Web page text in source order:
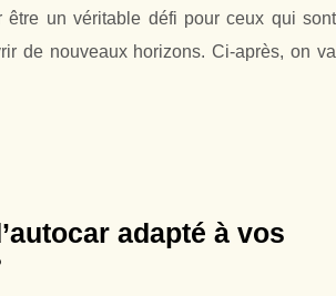
être un véritable défi pour ceux qui sont
de nouveaux horizons. Ci-après, on va
adapté à vos